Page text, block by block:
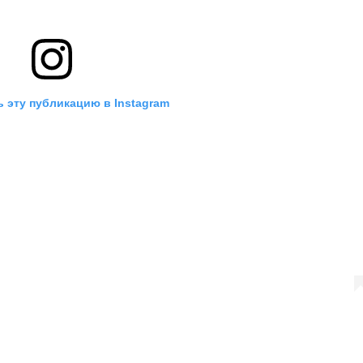
эту публикацию в Instagram